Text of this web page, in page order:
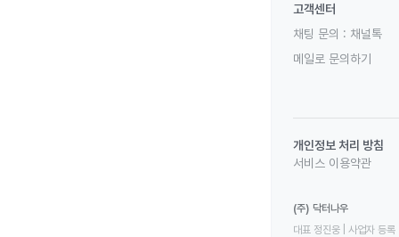
고객센터
채팅 문의 : 채널톡
메일로 문의하기
개인정보 처리 방침
서비스 이용약관
(주) 닥터나우
대표 정진웅 | 사업자